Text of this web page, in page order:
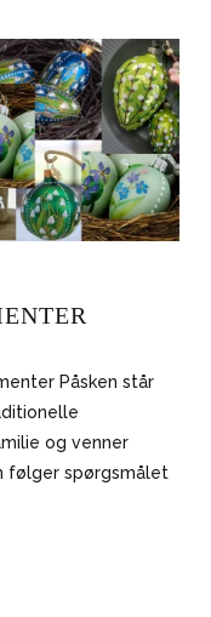
Påsken står
og venner
følger spørgsmålet